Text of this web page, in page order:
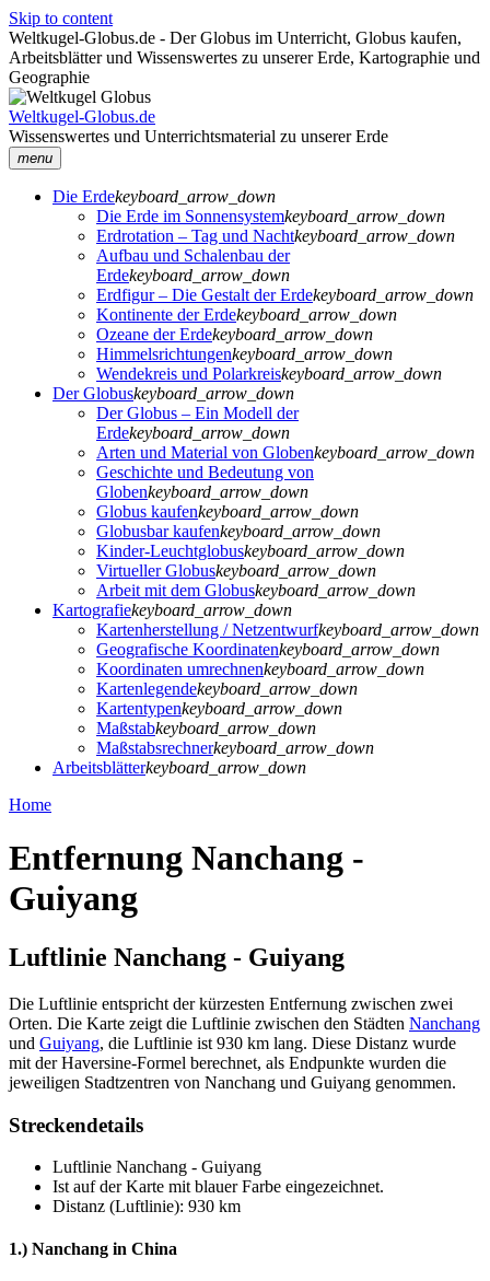
Skip to content
Weltkugel-Globus.de - Der Globus im Unterricht, Globus kaufen,
Arbeitsblätter und Wissenswertes zu unserer Erde, Kartographie und
Geographie
Weltkugel-Globus.de
Wissenswertes und Unterrichtsmaterial zu unserer Erde
menu
Die Erdekeyboard_arrow_down
Die Erde im Sonnensystemkeyboard_arrow_down
Erdrotation – Tag und Nachtkeyboard_arrow_down
Aufbau und Schalenbau der
Erdekeyboard_arrow_down
Erdfigur – Die Gestalt der Erdekeyboard_arrow_down
Kontinente der Erdekeyboard_arrow_down
Ozeane der Erdekeyboard_arrow_down
Himmelsrichtungenkeyboard_arrow_down
Wendekreis und Polarkreiskeyboard_arrow_down
Der Globuskeyboard_arrow_down
Der Globus – Ein Modell der
Erdekeyboard_arrow_down
Arten und Material von Globenkeyboard_arrow_down
Geschichte und Bedeutung von
Globenkeyboard_arrow_down
Globus kaufenkeyboard_arrow_down
Globusbar kaufenkeyboard_arrow_down
Kinder-Leuchtglobuskeyboard_arrow_down
Virtueller Globuskeyboard_arrow_down
Arbeit mit dem Globuskeyboard_arrow_down
Kartografiekeyboard_arrow_down
Kartenherstellung / Netzentwurfkeyboard_arrow_down
Geografische Koordinatenkeyboard_arrow_down
Koordinaten umrechnenkeyboard_arrow_down
Kartenlegendekeyboard_arrow_down
Kartentypenkeyboard_arrow_down
Maßstabkeyboard_arrow_down
Maßstabsrechnerkeyboard_arrow_down
Arbeitsblätterkeyboard_arrow_down
Home
Entfernung Nanchang -
Guiyang
Luftlinie Nanchang - Guiyang
Die Luftlinie entspricht der kürzesten Entfernung zwischen zwei
Orten. Die Karte zeigt die Luftlinie zwischen den Städten Nanchang
und Guiyang, die Luftlinie ist 930 km lang. Diese Distanz wurde
mit der Haversine-Formel berechnet, als Endpunkte wurden die
jeweiligen Stadtzentren von Nanchang und Guiyang genommen.
Streckendetails
Luftlinie Nanchang - Guiyang
Ist auf der Karte mit blauer Farbe eingezeichnet.
Distanz (Luftlinie): 930 km
1.) Nanchang in China